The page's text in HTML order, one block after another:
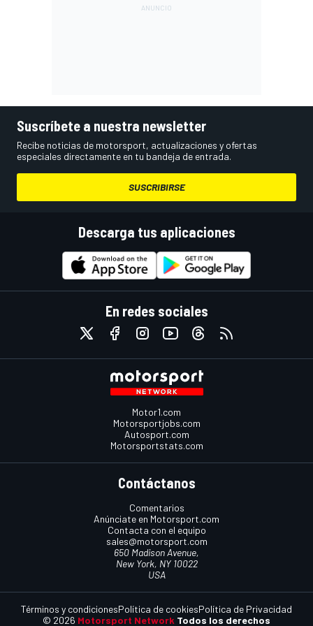
Suscríbete a nuestra newsletter
Recibe noticias de motorsport, actualizaciones y ofertas
especiales directamente en tu bandeja de entrada.
SUSCRIBIRSE
Descarga tus aplicaciones
En redes sociales
Motor1.com
Motorsportjobs.com
Autosport.com
Motorsportstats.com
Contáctanos
Comentarios
Anúnciate en Motorsport.com
Contacta con el equipo
sales@motorsport.com
650 Madison Avenue,
New York, NY 10022
USA
© 2026 Motorsport Network Todos los derechos
Términos y condicionesPolítica de cookiesPolítica de Privacidad